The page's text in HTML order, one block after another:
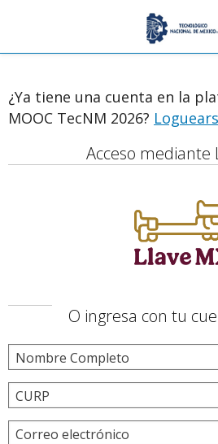
¿Ya tiene una cuenta en la
MOOC TecNM 2026?
Acceso mediante
O ingresa con tu
Nombre Completo
CURP
Correo electrónico